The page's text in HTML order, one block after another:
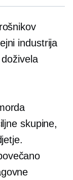
industrija
skupine,